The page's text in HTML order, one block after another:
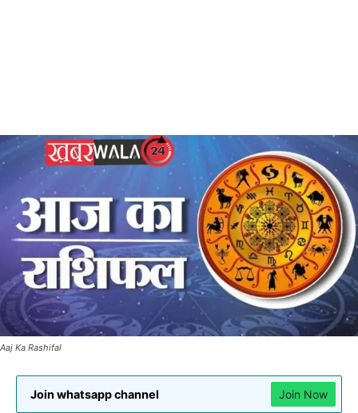
Aaj Ka Rashifal
Join whatsapp channel Join Now